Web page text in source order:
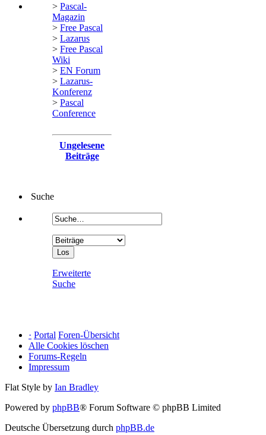
> Pascal-
Magazin
> Free Pascal
> Lazarus
> Free Pascal
Wiki
> EN Forum
> Lazarus-
Konferenz
> Pascal
Conference
Ungelesene
Beiträge
Suche
Erweiterte
Suche
· Portal Foren-Übersicht
Alle Cookies löschen
Forums-Regeln
Impressum
Flat Style by Ian Bradley
Powered by phpBB® Forum Software © phpBB Limited
Deutsche Übersetzung durch phpBB.de